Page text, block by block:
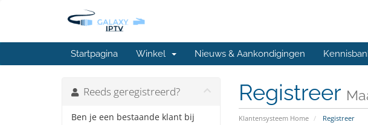
Startpagina Winkel Nieuws & Aankondigingen
Registreer
Klantensysteem Home Registreer
Reeds geregistreerd?
Ben je een bestaande klant bij